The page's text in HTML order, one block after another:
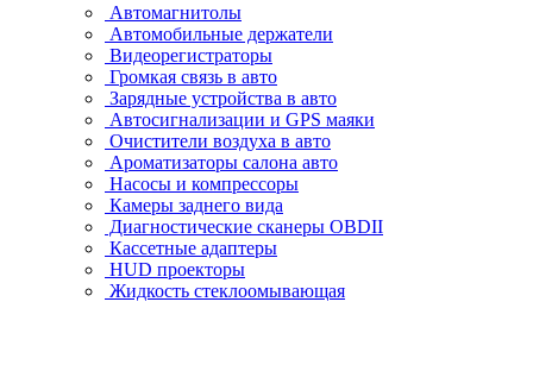
Автомагнитолы
Автомобильные держатели
Видеорегистраторы
Громкая связь в авто
Зарядные устройства в авто
Автосигнализации и GPS маяки
Очистители воздуха в авто
Ароматизаторы салона авто
Насосы и компрессоры
Камеры заднего вида
Диагностические сканеры OBDII
Кассетные адаптеры
HUD проекторы
Жидкость стеклоомывающая